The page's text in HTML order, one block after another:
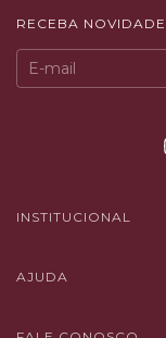
RECEBA
INSTITUCIONAL
AJUDA